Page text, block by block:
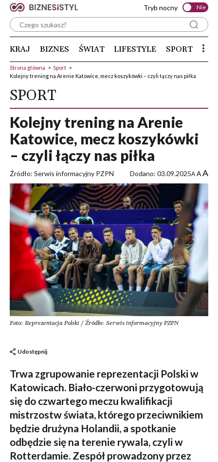
Tryb nocny Nie
KRAJ BIZNES ŚWIAT LIFESTYLE SPORT
Strona główna > Sport >
Kolejny trening na Arenie Katowice, mecz koszykówki – czyli łączy nas piłka
SPORT
Kolejny trening na Arenie
Katowice, mecz koszykówki
– czyli łączy nas piłka
Źródło: Serwis informacyjny PZPN Dodano: 03.09.2025A AA
Foto: Reprezentacja Polski / Źródło: Serwis informacyjny PZPN
Udostępnij
Trwa zgrupowanie reprezentacji Polski w
Katowicach. Biało-czerwoni przygotowują
się do czwartego meczu kwalifikacji
mistrzostw świata, którego przeciwnikiem
będzie drużyna Holandii, a spotkanie
odbędzie się na terenie rywala, czyli w
Rotterdamie. Zespół prowadzony przez